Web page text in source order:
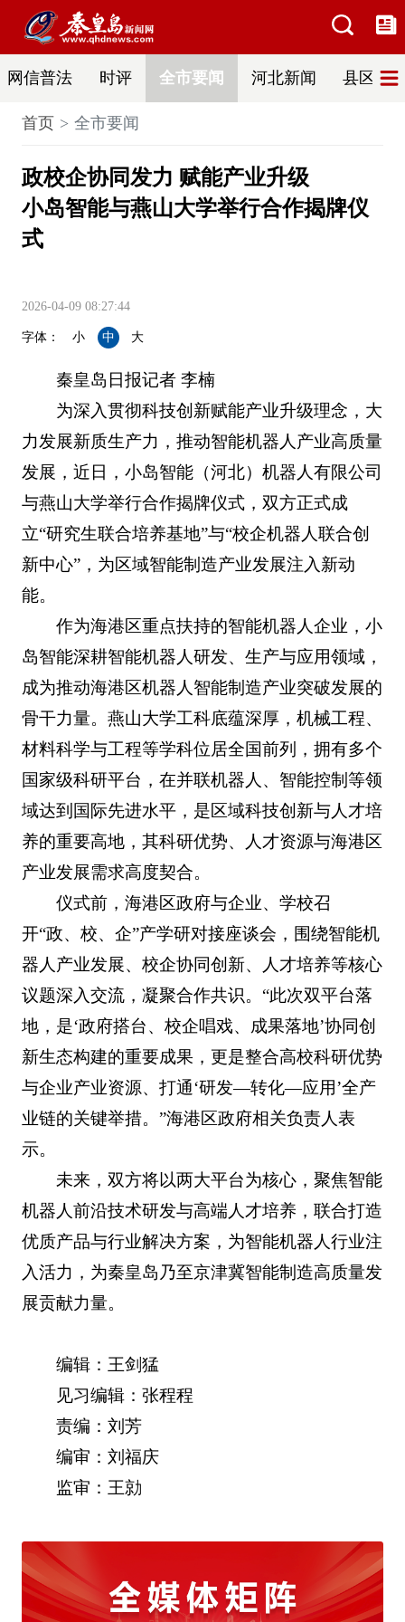
网信普法 时评 全市要闻 河北新闻 县区热
首页 全市要闻
政校企协同发力 赋能产业升级
小岛智能与燕山大学举行合作揭牌仪
式
2026-04-09 08:27:44
字体： 小 中 大
秦皇岛日报记者 李楠
为深入贯彻科技创新赋能产业升级理念，大
力发展新质生产力，推动智能机器人产业高质量
发展，近日，小岛智能（河北）机器人有限公司
与燕山大学举行合作揭牌仪式，双方正式成
立“研究生联合培养基地”与“校企机器人联合创
新中心”，为区域智能制造产业发展注入新动
能。
作为海港区重点扶持的智能机器人企业，小
岛智能深耕智能机器人研发、生产与应用领域，
成为推动海港区机器人智能制造产业突破发展的
骨干力量。燕山大学工科底蕴深厚，机械工程、
材料科学与工程等学科位居全国前列，拥有多个
国家级科研平台，在并联机器人、智能控制等领
域达到国际先进水平，是区域科技创新与人才培
养的重要高地，其科研优势、人才资源与海港区
产业发展需求高度契合。
仪式前，海港区政府与企业、学校召
开“政、校、企”产学研对接座谈会，围绕智能机
器人产业发展、校企协同创新、人才培养等核心
议题深入交流，凝聚合作共识。“此次双平台落
地，是‘政府搭台、校企唱戏、成果落地’协同创
新生态构建的重要成果，更是整合高校科研优势
与企业产业资源、打通‘研发—转化—应用’全产
业链的关键举措。”海港区政府相关负责人表
示。
未来，双方将以两大平台为核心，聚焦智能
机器人前沿技术研发与高端人才培养，联合打造
优质产品与行业解决方案，为智能机器人行业注
入活力，为秦皇岛乃至京津冀智能制造高质量发
展贡献力量。
编辑：王剑猛
见习编辑：张程程
责编：刘芳
编审：刘福庆
监审：王勍